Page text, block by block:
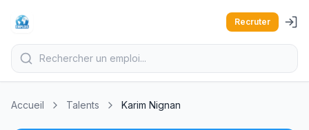
Recruter
Accueil Talents Karim Nignan